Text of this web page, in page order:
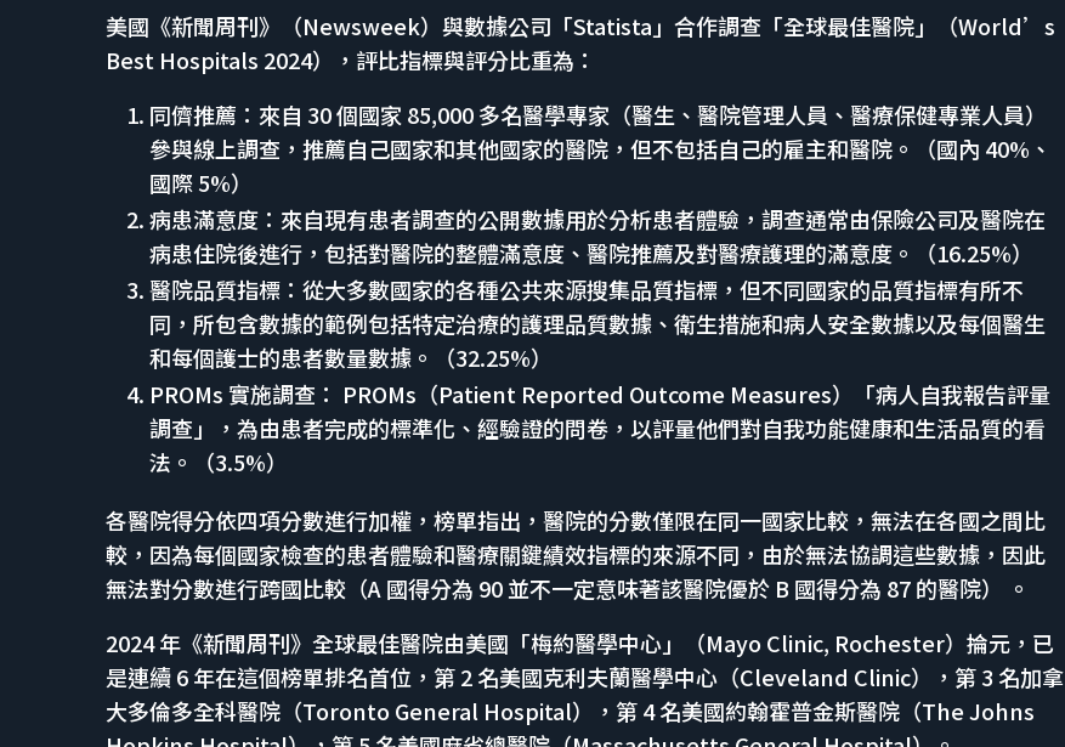
美國《新聞周刊》（Newsweek）與數據公司「Statista」合作調查「全球最佳醫院」（World’s
Best Hospitals 2024），評比指標與評分比重為：
同儕推薦：來自 30 個國家 85,000 多名醫學專家（醫生、醫院管理人員、醫療保健專業人員）
參與線上調查，推薦自己國家和其他國家的醫院，但不包括自己的雇主和醫院。（國內 40%、
國際 5%）
病患滿意度：來自現有患者調查的公開數據用於分析患者體驗，調查通常由保險公司及醫院在
病患住院後進行，包括對醫院的整體滿意度、醫院推薦及對醫療護理的滿意度。（16.25%）
醫院品質指標：從大多數國家的各種公共來源搜集品質指標，但不同國家的品質指標有所不
同，所包含數據的範例包括特定治療的護理品質數據、衛生措施和病人安全數據以及每個醫生
和每個護士的患者數量數據。（32.25%）
PROMs 實施調查： PROMs（Patient Reported Outcome Measures）「病人自我報告評量
調查」，為由患者完成的標準化、經驗證的問卷，以評量他們對自我功能健康和生活品質的看
法。（3.5%）
各醫院得分依四項分數進行加權，榜單指出，醫院的分數僅限在同一國家比較，無法在各國之間比
較，因為每個國家檢查的患者體驗和醫療關鍵績效指標的來源不同，由於無法協調這些數據，因此
無法對分數進行跨國比較（A 國得分為 90 並不一定意味著該醫院優於 B 國得分為 87 的醫院） 。
2024 年《新聞周刊》全球最佳醫院由美國「梅約醫學中心」（Mayo Clinic, Rochester）掄元，已
是連續 6 年在這個榜單排名首位，第 2 名美國克利夫蘭醫學中心（Cleveland Clinic），第 3 名加拿
大多倫多全科醫院（Toronto General Hospital），第 4 名美國約翰霍普金斯醫院（The Johns